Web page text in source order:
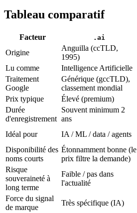
Tableau comparatif
Facteur .ai
Origine
Anguilla (ccTLD,
1995)
Lu comme
Intelligence Artificielle
Traitement
Google
Générique (gccTLD),
classement mondial
Prix typique
Élevé (premium)
Durée
d'enregistrement
Souvent minimum 2
ans
Idéal pour IA / ML / data / agents
Disponibilité des
noms courts
Étonnamment bonne (le
prix filtre la demande)
Risque
souveraineté à
long terme
Faible / pas dans
l'actualité
Force du signal
de marque
Très spécifique (IA)